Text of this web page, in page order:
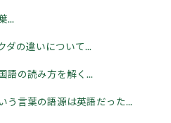
...
ダの違いについて...
語の読み方を解く...
う言葉の語源は英語だった...